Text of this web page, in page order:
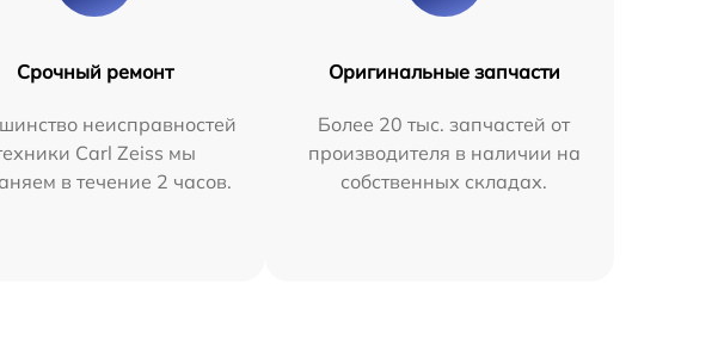
Срочный ремонт
неисправностей
Carl Zeiss мы
в течение 2 часов.
Оригинальные запчасти
Более 20 тыс. запчастей от
производителя в наличии на
собственных складах.